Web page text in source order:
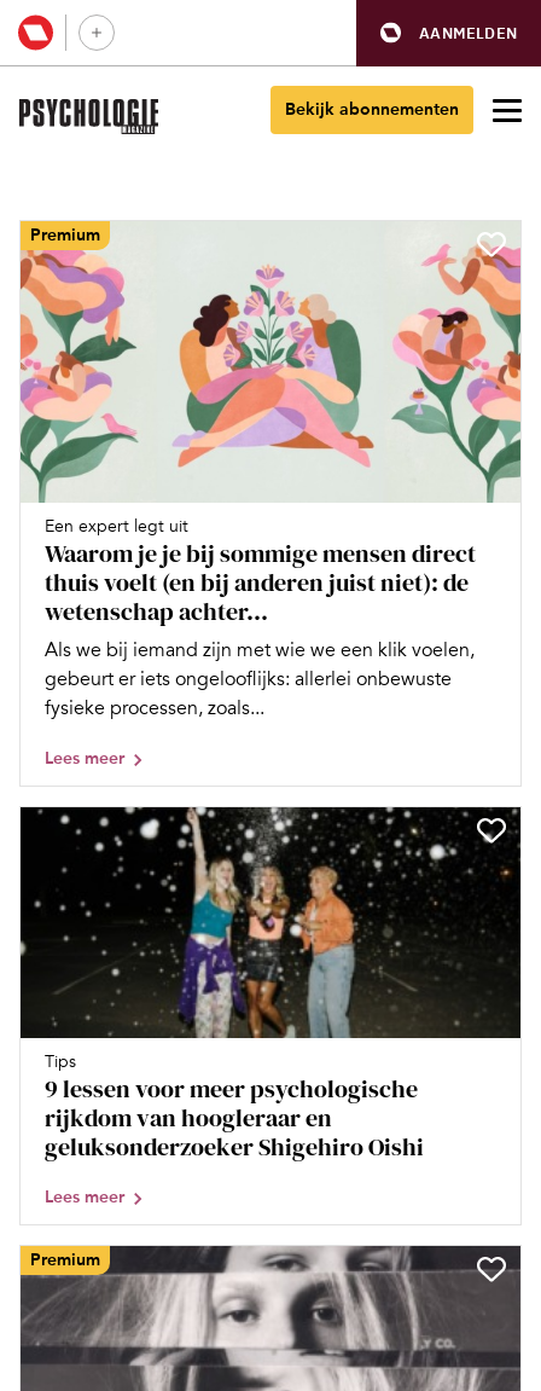
AANMELDEN
Bekijk abonnementen
Premium
Een expert legt uit
Waarom je je bij sommige mensen direct
thuis voelt (en bij anderen juist niet): de
wetenschap achter...
Als we bij iemand zijn met wie we een klik voelen,
gebeurt er iets ongelooflijks: allerlei onbewuste
fysieke processen, zoals...
Lees meer
Tips
9 lessen voor meer psychologische
rijkdom van hoogleraar en
geluksonderzoeker Shigehiro Oishi
Lees meer
Premium